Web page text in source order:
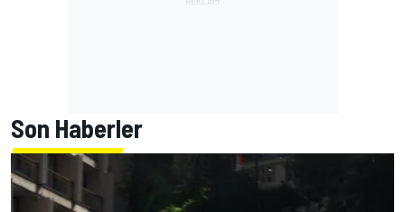
Son Haberler